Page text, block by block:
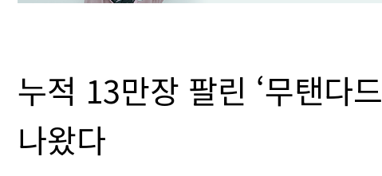
누적 13만장 팔린 ‘무탠다
나왔다